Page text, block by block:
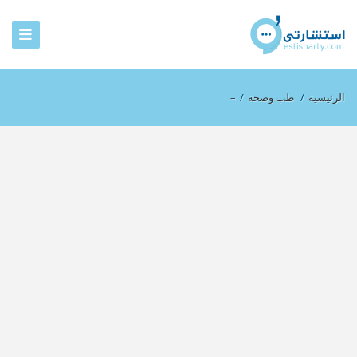
الرئيسية / طب وصحة /
–